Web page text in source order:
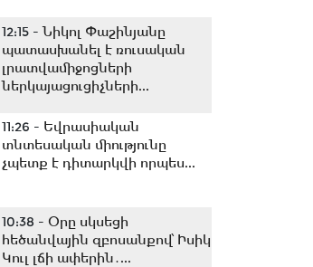
12:15 -Նիկոլ Փաշինյանը
պատասխանել է ռուսական
լրատվամիջոցների
ներկայացուցիչների...
11:26 - Եվրասիական
տնտեսական միությունը
չպետք է դիտարկվի որպես...
10:38 - Օրը սկսեցի
հեծանվային զբոսանքով՝ Իսիկ
Կուլ լճի ափերին․...